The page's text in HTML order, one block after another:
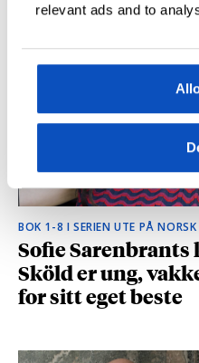
relevant ads and to
BOK 1-8 I SERIEN UTE PÅ NORSK
Sofie
Sköld er ung,
for sitt eget beste